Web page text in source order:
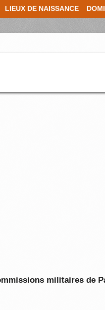
LIEUX DE NAISSANCE
militaires de